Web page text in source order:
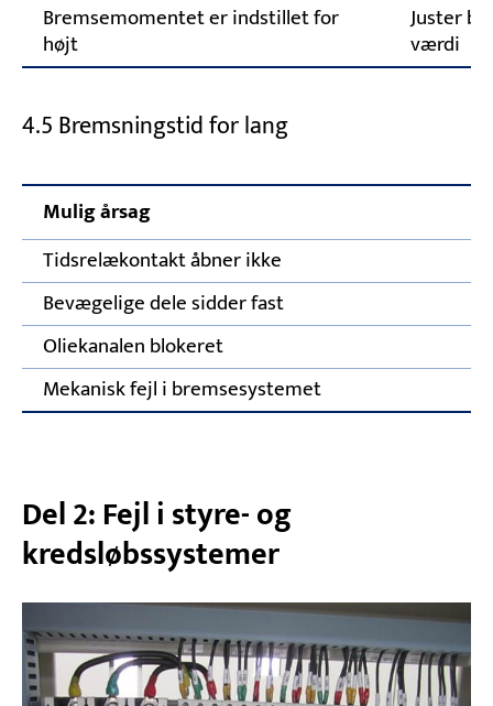
Bremsemomentet er indstillet for
højt
Juster
værdi
4.5 Bremsningstid for lang
Mulig årsag
Tidsrelækontakt åbner ikke
Bevægelige dele sidder fast
Oliekanalen blokeret
Mekanisk fejl i bremsesystemet
Del 2: Fejl i styre- og
kredsløbssystemer